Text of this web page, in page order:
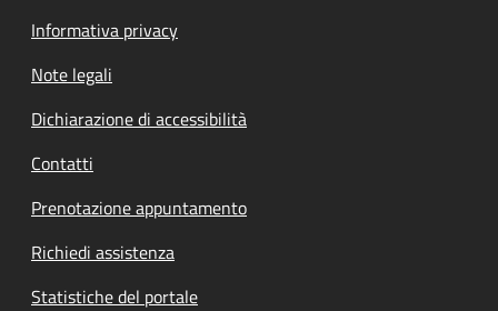
Informativa privacy
Note legali
Dichiarazione di accessibilità
Contatti
Prenotazione appuntamento
Richiedi assistenza
Statistiche del portale